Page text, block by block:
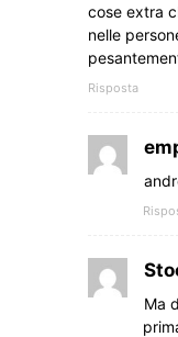
cose extra
nelle
Risposta
Ma